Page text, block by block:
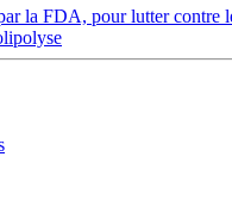
la FDA, pour lutter contre